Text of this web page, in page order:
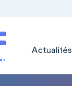
Actualités